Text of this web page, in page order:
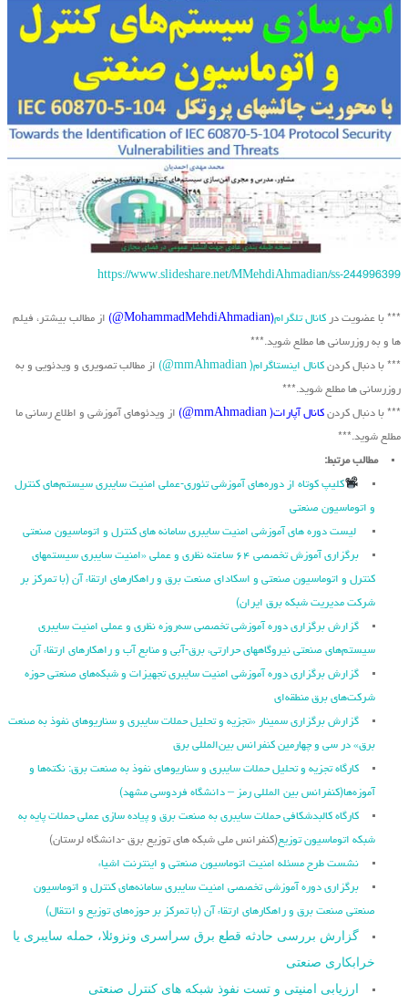
https://www.slideshare.net/MMehdiAhmadian/ss-244996399
*** با عضویت در کانال تلگرام(MohammadMehdiAhmadian@)
از مطالب بیشتر، فیلم
ها و به روزرسانی ها مطلع شوید.***
*** با دنبال کردن کانال اینستاگرام( mmAhmadian@)
از مطالب تصویری و ویدئویی و به
روزرسانی ها مطلع شوید.***
*** با دنبال کردن کانال آپارات( mmAhmadian@)
از ویدئوهای آموزشی و اطلاع رسانی ما
مطلع شوید.***
مطالب مرتبط:
کلیپ کوتاه از دوره‌های آموزشی تئوری-عملی امنیت سایبری سیستم‌های کنترل
و اتوماسیون صنعتی
لیست دوره های آموزشی امنیت سایبری سامانه های کنترل و اتوماسیون صنعتی
برگزاری آموزش تخصصی ۶۴ ساعته نظری و عملی «امنیت سایبری سیستمهای
کنترل و اتوماسیون صنعتی و اسکادای صنعت برق و راهکارهای ارتقاء آن (با تمرکز بر
شرکت مدیریت شبکه برق ایران)
گزارش برگزاری دوره آموزشی تخصصی سه‌روزه نظری و عملی امنیت سایبری
سیستم‌های صنعتی نیروگاه‏های حرارتی، برق‏-آبی و منابع آب و راهکارهای ارتقاء آن
گزارش برگزاری دوره آموزشی امنیت سایبری تجهیزات و شبکه‌های صنعتی حوزه
شرکت‌های برق منطقه‌ای
گزارش برگزاری سمینار «تجزیه ‌و تحلیل حملات سایبری و سناریو‌های نفوذ به صنعت
برق» در سی و چهارمین کنفرانس بین‌المللی برق
کارگاه تجزیه و تحلیل حملات سایبری و سناریوهای نفوذ به صنعت برق: نکته‌ها و
آموزه‌ها(کنفرانس بین المللی رمز – دانشگاه فردوسی مشهد)
کارگاه کالبدشکافی حملات سایبری به صنعت برق و پیاده سازی عملی حملات پایه به
شبکه اتوماسیون توزیع(کنفرانس ملی شبکه های توزیع برق -دانشگاه لرستان)
نشست طرح مسئله امنیت اتوماسیون صنعتی و اینترنت اشیاء
برگزاری دوره آموزشی تخصصی امنیت سایبری سامانه‌های کنترل و اتوماسیون
صنعتی صنعت برق و راهکارهای ارتقاء آن (با تمرکز بر حوزه‌های توزیع و انتقال)
گزارش بررسی حادثه قطع برق سراسری ونزوئلا، حمله سایبری یا
خرابکاری صنعتی
ارزیابی امنیتی و تست نفوذ شبکه های کنترل صنعتی